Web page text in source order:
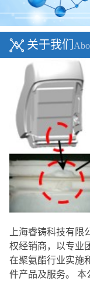
关于我们
上海睿铸科技有限
权经销商，以专业
在聚氨酯行业实施
件产品及服务。 本